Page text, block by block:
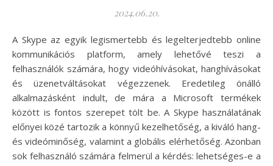
2024.06.20.
A Skype az egyik legismertebb és legelterjedtebb online
kommunikációs platform, amely lehetővé teszi a
felhasználók számára, hogy videóhívásokat, hanghívásokat
és üzenetváltásokat végezzenek. Eredetileg önálló
alkalmazásként indult, de mára a Microsoft termékek
között is fontos szerepet tölt be. A Skype használatának
előnyei közé tartozik a könnyű kezelhetőség, a kiváló hang-
és videóminőség, valamint a globális elérhetőség. Azonban
sok felhasználó számára felmerül a kérdés: lehetséges-e a